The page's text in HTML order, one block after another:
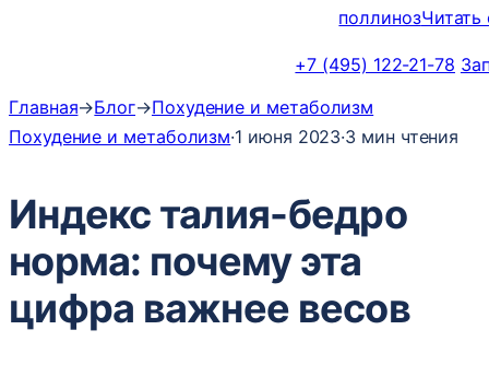
поллиноз
+7 (495) 122-21-78
Главная→Блог→Похудение и метаболизм
Похудение и метаболизм·1 июня 2023·3 мин чтения
Индекс талия-бедро
норма: почему эта
цифра важнее весов